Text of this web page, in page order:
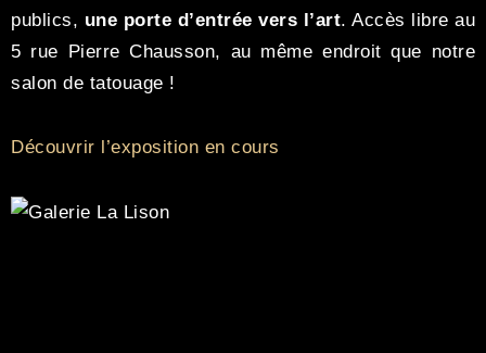
publics, une porte d’entrée vers l’art. Accès libre au
5 rue Pierre Chausson, au même endroit que notre
salon de tatouage !
Découvrir l’exposition en cours